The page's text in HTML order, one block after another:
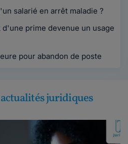
salarié en arrêt maladie ?
d'une prime devenue un usage
pour abandon de poste
actualités juridiques